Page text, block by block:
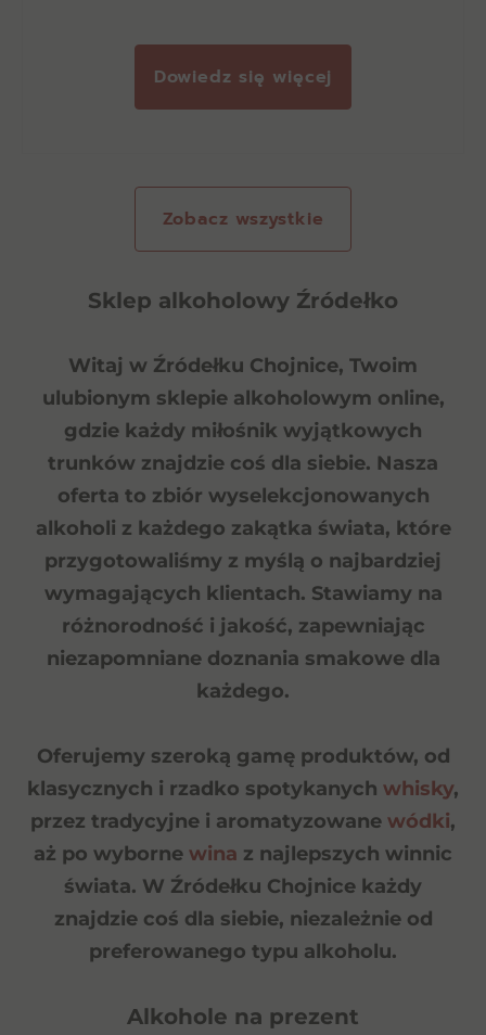
Dowiedz się więcej
Zobacz wszystkie
Sklep alkoholowy Źródełko
Witaj w Źródełku Chojnice, Twoim
ulubionym sklepie alkoholowym online,
gdzie każdy miłośnik wyjątkowych
trunków znajdzie coś dla siebie. Nasza
oferta to zbiór wyselekcjonowanych
alkoholi z każdego zakątka świata, które
przygotowaliśmy z myślą o najbardziej
wymagających klientach. Stawiamy na
różnorodność i jakość, zapewniając
niezapomniane doznania smakowe dla
każdego.
Oferujemy szeroką gamę produktów, od
klasycznych i rzadko spotykanych whisky,
przez tradycyjne i aromatyzowane wódki,
aż po wyborne wina z najlepszych winnic
świata. W Źródełku Chojnice każdy
znajdzie coś dla siebie, niezależnie od
preferowanego typu alkoholu.
Alkohole na prezent